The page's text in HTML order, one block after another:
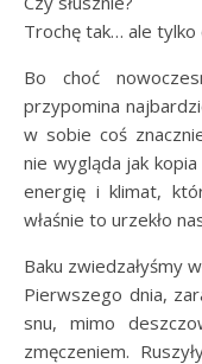
Trochę tak… ale tylko
Bo choć
przypomina
w sobie coś
nie wygląda jak
energię i klimat,
właśnie to urzekło
Baku zwiedzałyśmy
Pierwszego dnia,
snu, mimo
zmęczeniem.